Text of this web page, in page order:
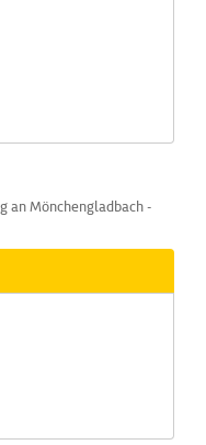
an Mönchengladbach -